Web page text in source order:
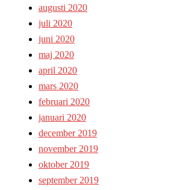
augusti 2020
juli 2020
juni 2020
maj 2020
april 2020
mars 2020
februari 2020
januari 2020
december 2019
november 2019
oktober 2019
september 2019